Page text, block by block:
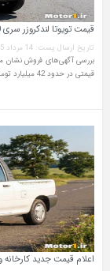
قیمت تویوتا لندکروزر سری 70 مدل 2025 در ایران؛ شاسی‌بلند افسانه‌ای 42 میلیاردی
تاریخ ارسال پست: 14 مرداد 1405 ساعت 16:26
قیمتی در حدود 42 میلیارد تومان …
اعلام قیمت جدید کارخانه وانت پراید